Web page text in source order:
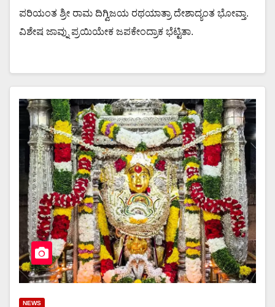
ಪರಿಯಂತ ಶ್ರೀ ರಾಮ ದಿಗ್ವಿಜಯ ರಥಯಾತ್ರಾ ದೇಶಾದ್ಯಂತ ಭೋವ್ತಾ.
ವಿಶೇಷ ಜಾವ್ನು ಪ್ರಯಿಯೇಕ ಜಪಕೇಂದ್ರಾಕ ಭೆಟ್ಟಿತಾ.
NEWS